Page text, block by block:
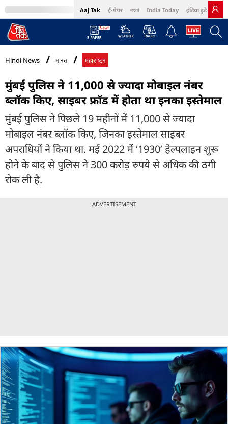
Aaj Tak ई-पेपर বাংলা India Today इंडिया टुडे हिंदी
MumbaiTak Cosmopolitan Harper's Bazaar Northeast
Hindi News भारत महाराष्ट्र
मुंबई पुलिस ने 11,000 से ज्यादा मोबाइल नंबर
ब्लॉक किए, साइबर फ्रॉड में होता था इनका इस्तेमाल
मुंबई पुलिस ने पिछले 19 महीनों में 11,000 से ज्यादा
मोबाइल नंबर ब्लॉक किए, जिनका इस्तेमाल साइबर
अपराधियों ने किया था. मई 2022 में ‘1930’ हेल्पलाइन शुरू
होने के बाद से पुलिस ने 300 करोड़ रुपये से अधिक की ठगी
रोक ली है.
ADVERTISEMENT